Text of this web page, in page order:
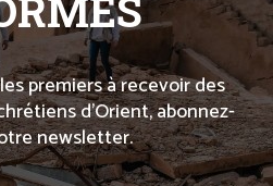
premiers à recevoir des
d’Orient, abonnez-
newsletter.